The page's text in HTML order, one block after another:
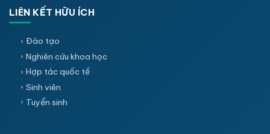
LIÊN KẾT HỮU ÍCH
Đào tạo
Nghiên cứu khoa học
Hợp tác quốc tế
Sinh viên
Tuyển sinh